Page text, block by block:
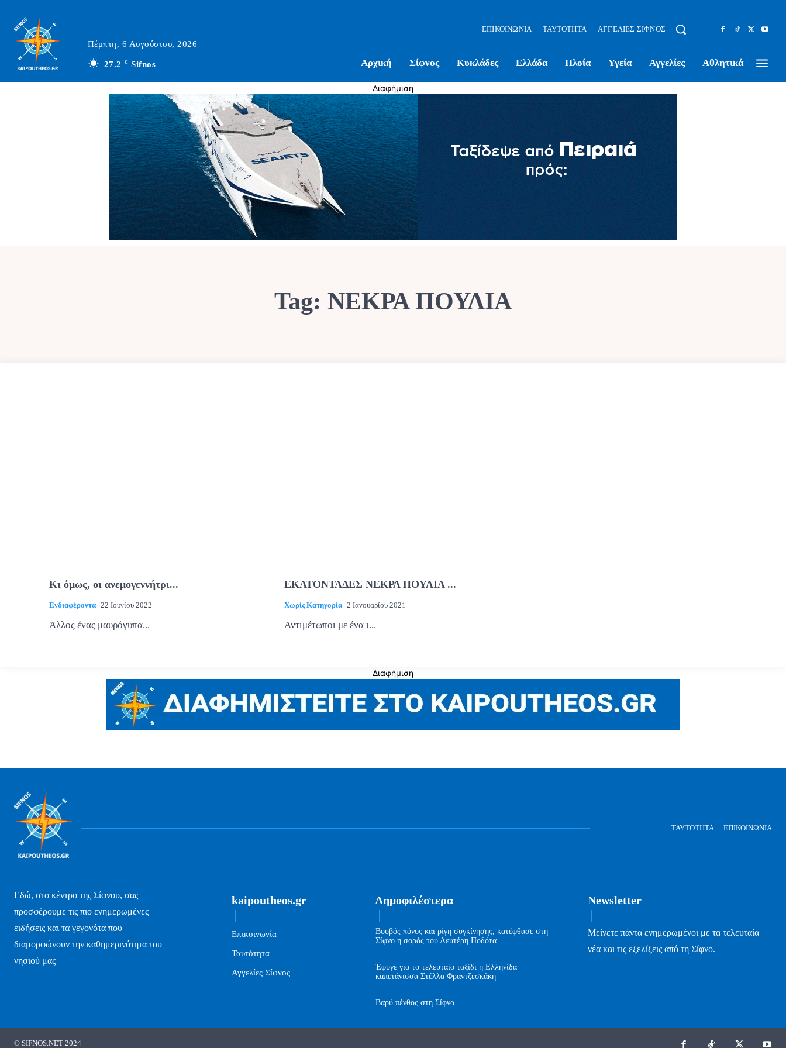
Πέμπτη, 6 Αυγούστου, 2026
27.2 C Sifnos
ΕΠΙΚΟΙΝΩΝΊΑ ΤΑΥΤΌΤΗΤΑ ΑΓΓΕΛΊΕΣ ΣΊΦΝΟΣ
Αρχική Σίφνος Κυκλάδες Ελλάδα Πλοία Υγεία Αγγελίες Αθλητικά
Διαφήμιση
Tag: ΝΕΚΡΑ ΠΟΥΛΙΑ
Κι όμως, οι ανεμογεννήτρι...
Ενδιαφέροντα 22 Ιουνίου 2022
Άλλος ένας μαυρόγυπα...
ΕΚΑΤΟΝΤΑΔΕΣ ΝΕΚΡΑ ΠΟΥΛΙΑ ...
Χωρίς Κατηγορία 2 Ιανουαρίου 2021
Αντιμέτωποι με ένα ι...
Διαφήμιση
ΤΑΥΤΌΤΗΤΑ ΕΠΙΚΟΙΝΩΝΊΑ
Εδώ, στο κέντρο της Σίφνου, σας
προσφέρουμε τις πιο ενημερωμένες
ειδήσεις και τα γεγονότα που
διαμορφώνουν την καθημερινότητα του
νησιού μας
kaipoutheos.gr
Επικοινωνία
Ταυτότητα
Αγγελίες Σίφνος
Δημοφιλέστερα
Βουβός πόνος και ρίγη συγκίνησης, κατέφθασε στη
Σίφνο η σορός του Λευτέρη Ποδότα
Έφυγε για το τελευταίο ταξίδι η Ελληνίδα
καπετάνισσα Στέλλα Φραντζεσκάκη
Βαρύ πένθος στη Σίφνο
Newsletter
Μείνετε πάντα ενημερωμένοι με τα τελευταία
νέα και τις εξελίξεις από τη Σίφνο.
© SIFNOS.NET 2024